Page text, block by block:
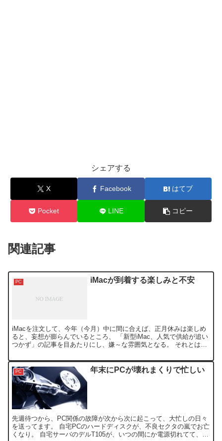
シェアする
X Facebook はてブ
Pocket LINE コピー
関連記事
PC iMacが到着する楽しみと不安
iMacを注文して、今年（今月）中に間に合えば、正月休みは楽しめ
ると、妄想が膨らんでいるところ、 「新型iMac、人気で供給が追い
つかず」の記事を目あたりにし、嫌～な雰囲気となる。 それとは、
PC 年末にPCが壊れまくりで忙しい
先週待つから、PC関係の故障が次から次に起こって、大忙しの日々
を送ってます。 自宅PCのハードディスクが、不良セクタの嵐でお亡
くなり。 自宅サーバのデルT105が、いつの間にか電源切れてて、電